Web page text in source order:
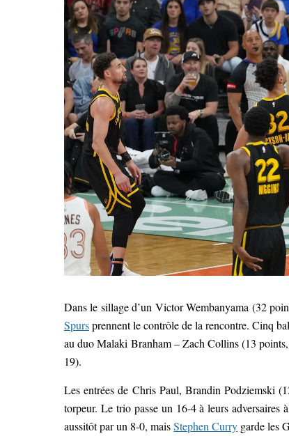
Dans le sillage d’un Victor Wembanyama (32
Spursprennent le contrôle de la rencontre. Cinq
au duo Malaki Branham – Zach Collins (13
19).
Les entrées de Chris Paul, Brandin Podziemski
torpeur. Le trio passe un 16-4 à leurs adversaires
aussitôt par un 8-0, maisStephen Curry garde les